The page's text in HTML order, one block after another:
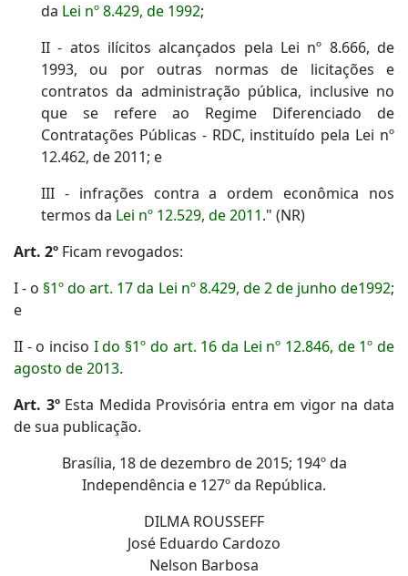
da Lei nº 8.429, de 1992;
II - atos ilícitos alcançados pela Lei nº 8.666, de
1993, ou por outras normas de licitações e
contratos da administração pública, inclusive no
que se refere ao Regime Diferenciado de
Contratações Públicas - RDC, instituído pela Lei nº
12.462, de 2011; e
III - infrações contra a ordem econômica nos
termos da Lei nº 12.529, de 2011." (NR)
Art. 2º Ficam revogados:
I - o §1º do art. 17 da Lei nº 8.429, de 2 de junho de1992;
e
II - o inciso I do §1º do art. 16 da Lei nº 12.846, de 1º de
agosto de 2013.
Art. 3º Esta Medida Provisória entra em vigor na data
de sua publicação.
Brasília, 18 de dezembro de 2015; 194º da
Independência e 127º da República.
DILMA ROUSSEFF
José Eduardo Cardozo
Nelson Barbosa